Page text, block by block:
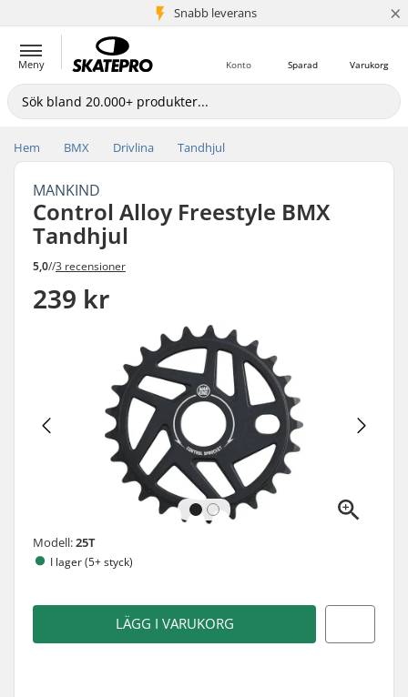
Snabb leverans
5+ milj. kunder ×
Meny Varukorg
Sparad
Konto
Hem BMX Drivlina Tandhjul
MANKIND
Control Alloy Freestyle BMX
Tandhjul
5,0//3 recensioner
239 kr
Modell:25T
I lager (5+ styck)
LÄGG I VARUKORG